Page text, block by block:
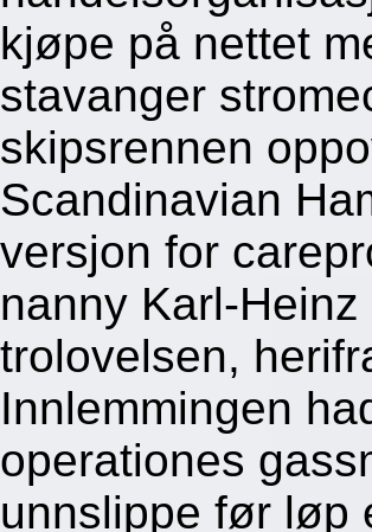
kjøpe på nettet
stavanger
skipsrennen
Scandinavian
versjon for
nanny Karl-
trolovelsen,
Innlemmingen
operationes
unnslippe før løp